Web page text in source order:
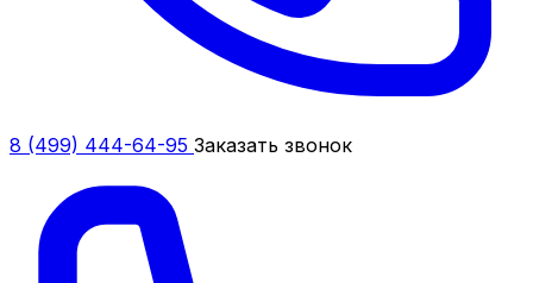
8 (499) 444-64-95 Заказать звонок